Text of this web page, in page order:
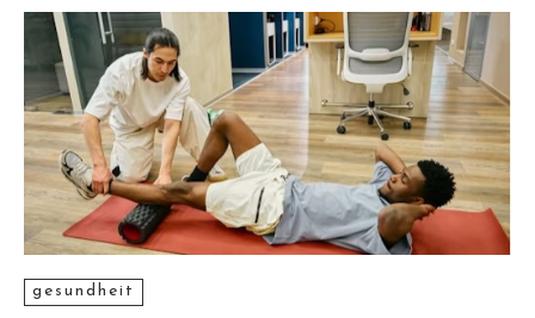
gesundheit